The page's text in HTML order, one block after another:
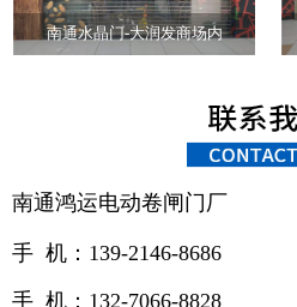
南通水晶门-大润发商场内
南通鸿运电动卷闸门厂
手 机：139-2146-8686
手 机：132-7066-8828